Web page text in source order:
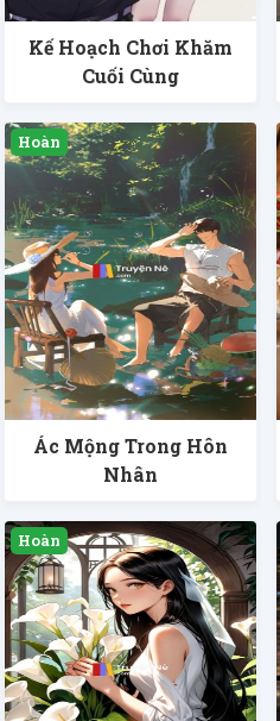
Kế Hoạch Chơi Khăm
Cuối Cùng
Ác Mộng Trong Hôn
Nhân